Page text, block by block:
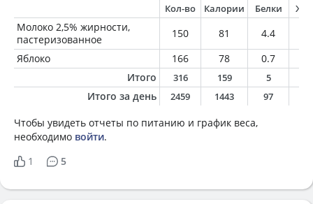
Кол-во Калории Белки
Молоко 2,5% жирности,
пастеризованное
150 81 4.4
Яблоко
166 78 0.7
Итого
316 159 5
Итого за день 2459 1443 97
Чтобы увидеть отчеты по питанию и график веса,
необходимо войти.
1
5